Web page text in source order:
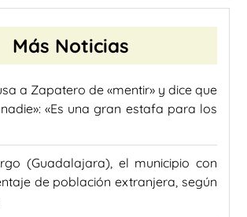
Más Noticias
a Zapatero de «mentir» y dice que
«Es una gran estafa para los
(Guadalajara), el municipio con
de población extranjera, según